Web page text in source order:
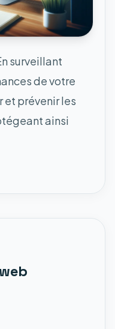
surveillant
de votre
et prévenir les
ainsi